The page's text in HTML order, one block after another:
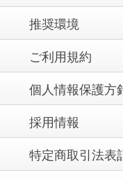
推奨環境
ご利用規約
個人情報保護方
採用情報
特定商取引法表